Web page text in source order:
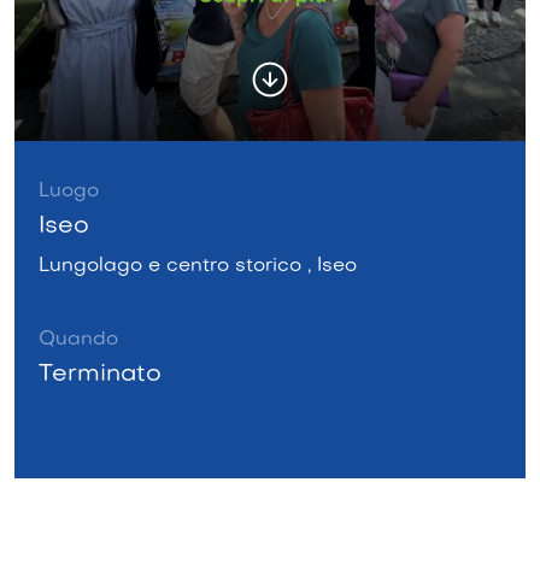
Luogo
Iseo
Lungolago e centro storico , Iseo
Quando
Terminato